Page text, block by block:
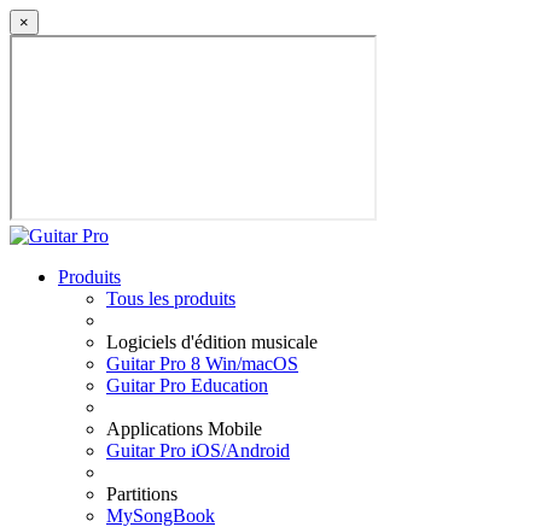
×
Produits
Tous les produits
Logiciels d'édition musicale
Guitar Pro 8 Win/macOS
Guitar Pro Education
Applications Mobile
Guitar Pro iOS/Android
Partitions
MySongBook